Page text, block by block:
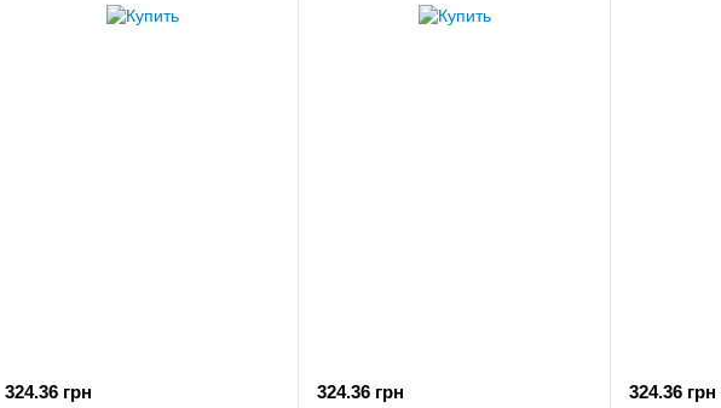
324.36 грн 324.36 грн 324.36 грн